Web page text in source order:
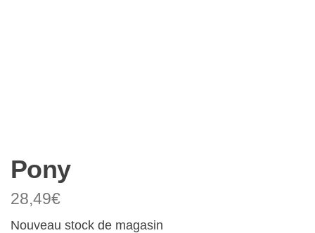
Pony
28,49€
Nouveau stock de magasin